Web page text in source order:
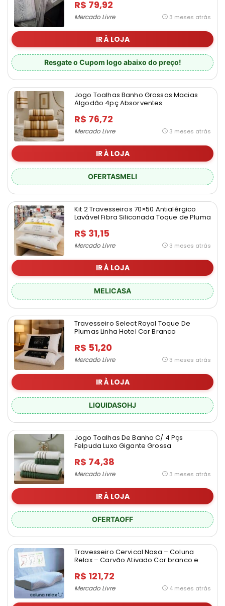
R$ 79,92
Mercado Livre 3 meses atrás
IR À LOJA
Resgate o Cupom logo abaixo do preço!
Jogo Toalhas Banho Grossas Macias
Algodão 4pç Absorventes
R$ 76,72
Mercado Livre 3 meses atrás
IR À LOJA
OFERTASMELI
Kit 2 Travesseiros 70×50 Antialérgico
Lavável Fibra Siliconada Toque de Pluma
R$ 31,15
Mercado Livre 3 meses atrás
IR À LOJA
MELICASA
Travesseiro Select Royal Toque De
Plumas Linha Hotel Cor Branco
R$ 51,20
Mercado Livre 3 meses atrás
IR À LOJA
LIQUIDASOHJ
Jogo Toalhas De Banho C/ 4 Pçs
Felpuda Luxo Gigante Grossa
R$ 74,38
Mercado Livre 3 meses atrás
IR À LOJA
OFERTAOFF
Travesseiro Cervical Nasa – Coluna
Relax – Carvão Ativado Cor branco e
R$ 121,72
Mercado Livre 4 meses atrás